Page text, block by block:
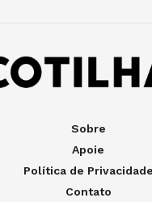
Sobre
Apoie
Política de Privacidade
Contato